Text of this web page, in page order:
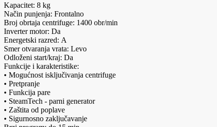
Kapacitet: 8 kg
Način punjenja: Frontalno
Broj obrtaja centrifuge: 1400 obr/min
Inverter motor: Da
Energetski razred: A
Smer otvaranja vrata: Levo
Odloženi start/kraj: Da
Funkcije i karakteristike:
• Mogućnost isključivanja centrifuge
• Pretpranje
• Funkcija pare
• SteamTech - parni generator
• Zaštita od poplave
• Sigurnosno zaključavanje